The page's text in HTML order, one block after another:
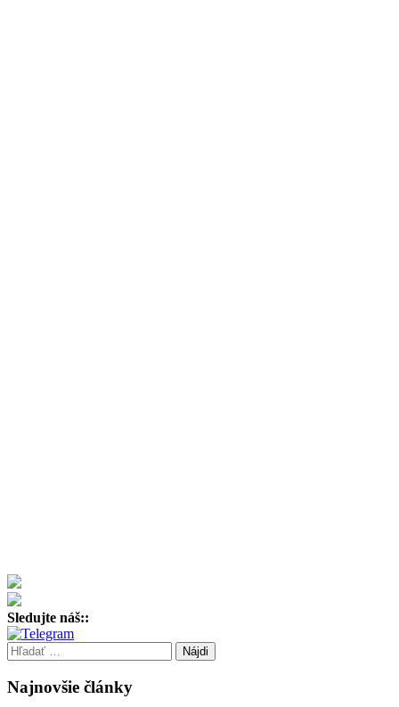
Sledujte náš::
Hľadať:
Najnovšie články